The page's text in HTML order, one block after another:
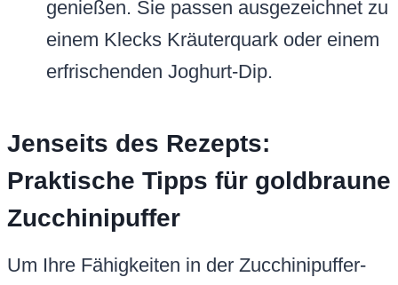
genießen. Sie passen ausgezeichnet zu
einem Klecks Kräuterquark oder einem
erfrischenden Joghurt-Dip.
Jenseits des Rezepts:
Praktische Tipps für goldbraune
Zucchinipuffer
Um Ihre Fähigkeiten in der Zucchinipuffer-